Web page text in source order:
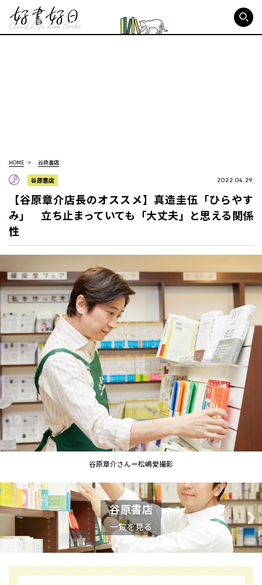
HOME 谷原書店
谷原書店 2022.04.29
【谷原章介店長のオススメ】真造圭伍「ひらやす
み」 立ち止まっていても「大丈夫」と思える関係
性
谷原章介さん＝松嶋愛撮影
谷原書店
一覧を見る